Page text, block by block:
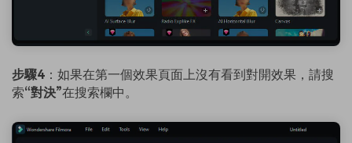
步驟4 ：如果在第一個效果頁面上沒有看到對開效果，請搜
索“對決”在搜索欄中。